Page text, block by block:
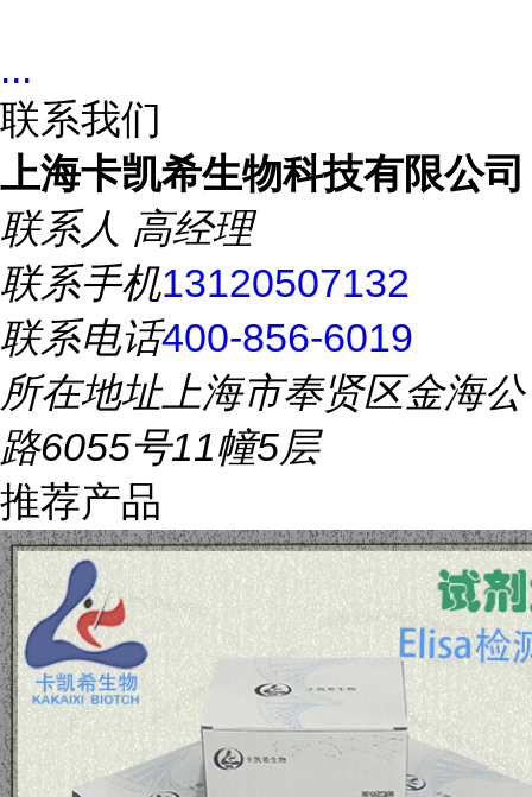
...
联系我们
上海卡凯希生物科技有限公司
联系人 高经理
联系手机13120507132
联系电话400-856-6019
所在地址上海市奉贤区金海公
路6055号11幢5层
推荐产品